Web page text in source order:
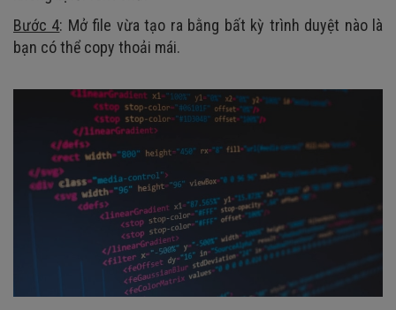
Bước 4: Mở file vừa tạo ra bằng bất kỳ trình duyệt nào là
bạn có thể copy thoải mái.